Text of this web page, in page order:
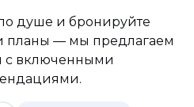
душе и бронируйте
планы — мы предлагаем
с включенными